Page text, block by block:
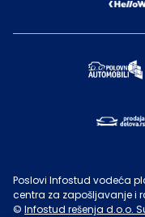
Poslovi Infostud vodeća
centra za zapošljavanje i
© Infostud rešenja d.o.o.